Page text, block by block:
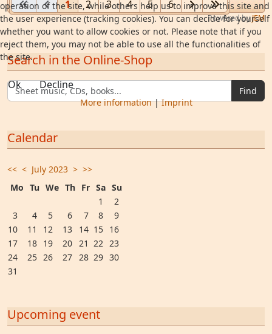
1 2 3 4 5 6
Powered byJEM
Search in the Online-Shop
Find
Calendar
<< < July 2023 > >>
Mo Tu We Th Fr Sa Su
1
2
3
4 5 6 7 8
9
10
11 12 13 14 15 16
17
18 19 20 21 22 23
24
25 26 27 28 29 30
31
Upcoming event
operation of the site, while others help us to improve this site and
the user experience (tracking cookies). You can decide for yourself
whether you want to allow cookies or not. Please note that if you
reject them, you may not be able to use all the functionalities of
the site.
Ok Decline
More information|Imprint